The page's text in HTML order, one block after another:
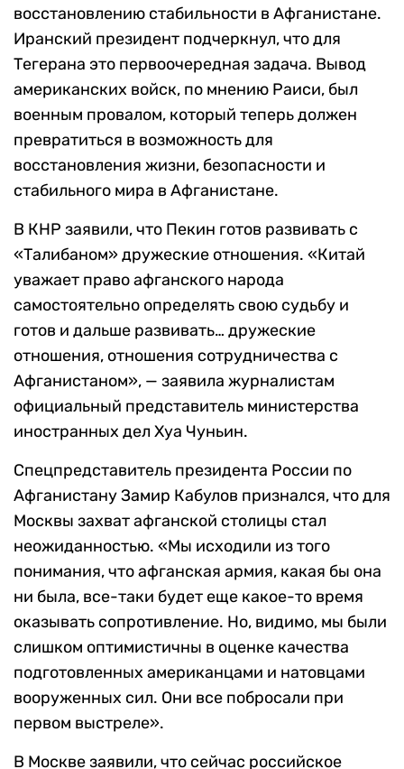
восстановлению стабильности в Афганистане.
Иранский президент подчеркнул, что для
Тегерана это первоочередная задача. Вывод
американских войск, по мнению Раиси, был
военным провалом, который теперь должен
превратиться в возможность для
восстановления жизни, безопасности и
стабильного мира в Афганистане.
В КНР заявили, что Пекин готов развивать с
«Талибаном» дружеские отношения. «Китай
уважает право афганского народа
самостоятельно определять свою судьбу и
готов и дальше развивать… дружеские
отношения, отношения сотрудничества с
Афганистаном», — заявила журналистам
официальный представитель министерства
иностранных дел Хуа Чуньин.
Спецпредставитель президента России по
Афганистану Замир Кабулов признался, что для
Москвы захват афганской столицы стал
неожиданностью. «Мы исходили из того
понимания, что афганская армия, какая бы она
ни была, все-таки будет еще какое-то время
оказывать сопротивление. Но, видимо, мы были
слишком оптимистичны в оценке качества
подготовленных американцами и натовцами
вооруженных сил. Они все побросали при
первом выстреле».
В Москве заявили, что сейчас российское